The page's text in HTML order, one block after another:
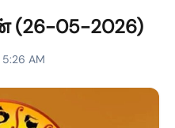
05-2026)
AM